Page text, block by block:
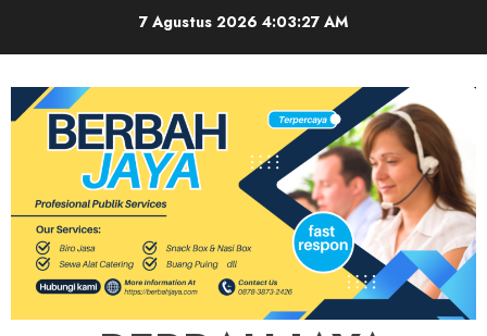
7 Agustus 2026 4:03:29 AM